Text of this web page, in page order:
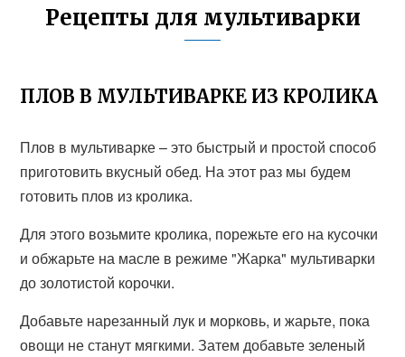
Рецепты для мультиварки
ПЛОВ В МУЛЬТИВАРКЕ ИЗ КРОЛИКА
Плов в мультиварке – это быстрый и простой способ
приготовить вкусный обед. На этот раз мы будем
готовить плов из кролика.
Для этого возьмите кролика, порежьте его на кусочки
и обжарьте на масле в режиме "Жарка" мультиварки
до золотистой корочки.
Добавьте нарезанный лук и морковь, и жарьте, пока
овощи не станут мягкими. Затем добавьте зеленый